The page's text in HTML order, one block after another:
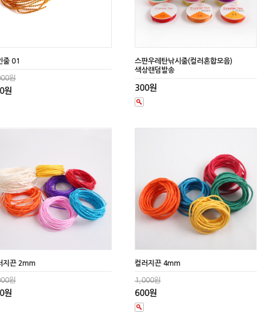
줄 01
원
원
스판우레탄낚시줄(컬러혼합모음)
색상랜덤발송
300원
지끈 2mm
원
원
컬러지끈 4mm
1,000원
600원